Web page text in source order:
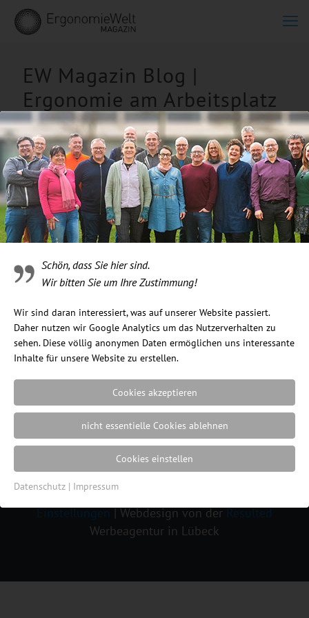
EW Magazin Blog |
Ergonomie am Arbeitsplatz
mit BIOSWING Galeriebild
2
Ein Blog des InternetshopsErgonomieWelt.de
| Impressum
Einstellungen| Webdesign von derResulted
Werbeagentur in Lübeck
Schön, dass Sie hier sind.
Wir bitten Sie um Ihre Zustimmung!
Wir sind daran interessiert, was auf unserer Website passiert.
Daher nutzen wir Google Analytics um das Nutzerverhalten zu
sehen. Diese völlig anonymen Daten ermöglichen uns interessante
Inhalte für unsere Website zu erstellen.
Cookies akzeptieren
nicht essentielle Cookies ablehnen
Cookies einstellen
Datenschutz | Impressum